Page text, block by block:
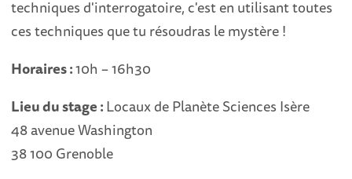
techniques d'interrogatoire, c'est en utilisant toutes
ces techniques que tu résoudras le mystère !
Horaires :10h – 16h30
Lieu du stage :Locaux de Planète Sciences Isère
48 avenue Washington
38 100 Grenoble